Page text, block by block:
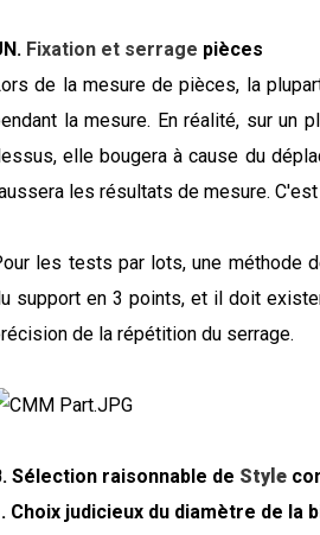
Fixation et serrage pièces
de la mesure de pièces, la
la mesure. En réalité, sur un
elle bougera à cause du
les résultats de mesure.
les tests par lots, une méthode
support en 3 points, et il doit
de la répétition du serrage.
Sélection raisonnable de Style
Choix judicieux du diamètre de la